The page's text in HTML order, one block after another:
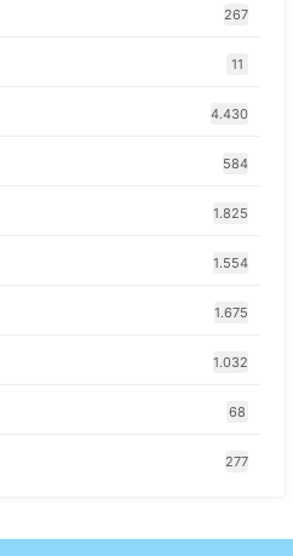
267
11
4.430
584
1.825
1.554
1.675
1.032
68
277